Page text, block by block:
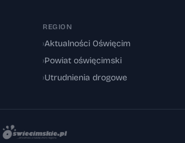
REGION
›Aktualności Oświęcim
›Powiat oświęcimski
›Utrudnienia drogowe